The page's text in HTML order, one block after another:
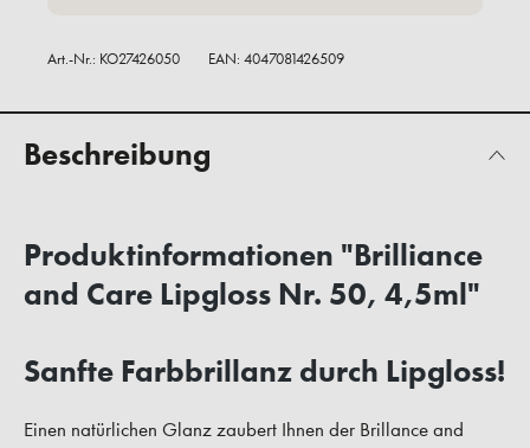
Art.-Nr.: KO27426050 EAN: 4047081426509
Beschreibung
Produktinformationen "Brilliance
and Care Lipgloss Nr. 50, 4,5ml"
Sanfte Farbbrillanz durch Lipgloss!
Einen natürlichen Glanz zaubert Ihnen der Brillance and